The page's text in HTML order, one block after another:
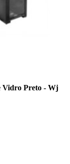
Vidro Preto - Wj